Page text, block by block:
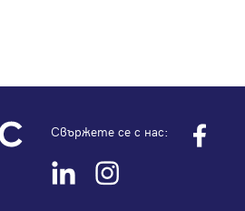
Свържете се с нас: